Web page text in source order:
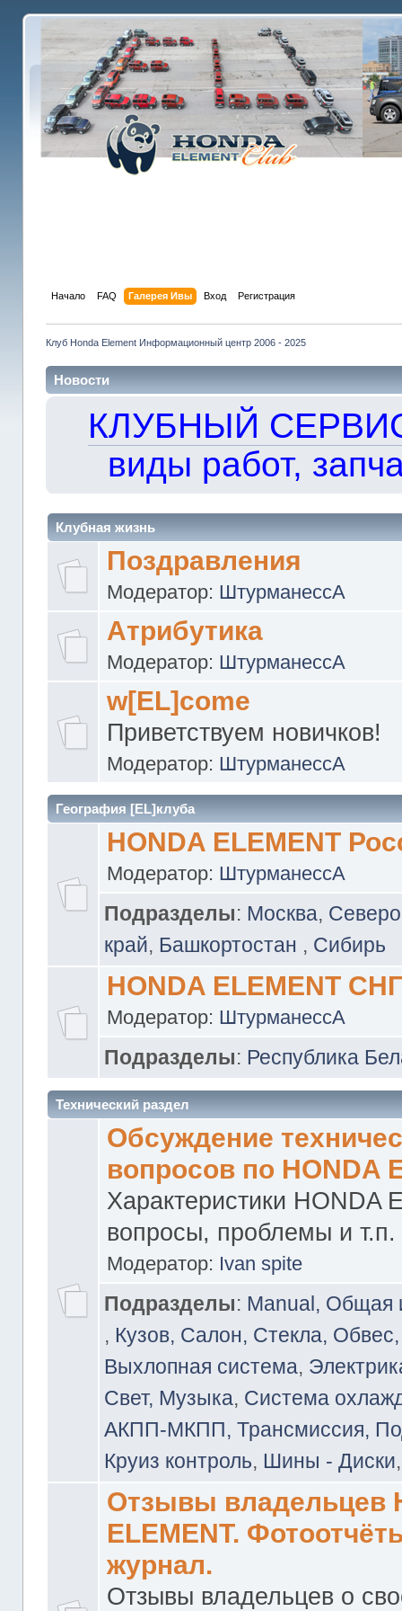
Начало FAQ Галерея Ивы Вход Регистрация
Клуб Honda Element Информационный центр 2006 - 2025
Новости
КЛУБНЫЙ
виды работ,
Клубная жизнь
Поздравления
Модератор: ШтурманессА
Атрибутика
Модератор: ШтурманессА
w[EL]come
Приветствуем новичков!
Модератор: ШтурманессА
География [EL]клуба
HONDA ELEMENT
Модератор: ШтурманессА
Подразделы: Москва,
край, Башкортостан , Сибирь
HONDA ELEMENT
Модератор: ШтурманессА
Подразделы: Республика
Технический раздел
Обсуждение
вопросов по HONDA
Характеристики HONDA
вопросы, проблемы и т.п.
Модератор: Ivan spite
Подразделы: Manual,
, Кузов, Салон, Стекла,
Выхлопная система,
Свет, Музыка, Система
АКПП-МКПП, Трансмиссия,
Круиз контроль, Шины - Диски
Отзывы владельцев
ELEMENT.
журнал.
Отзывы владельцев о